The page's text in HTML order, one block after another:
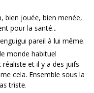
bien jouée, bien menée,
pour la santé...
pareil à lui même.
monde habituel
réaliste et il y a des juifs
cela. Ensemble sous la
triste.